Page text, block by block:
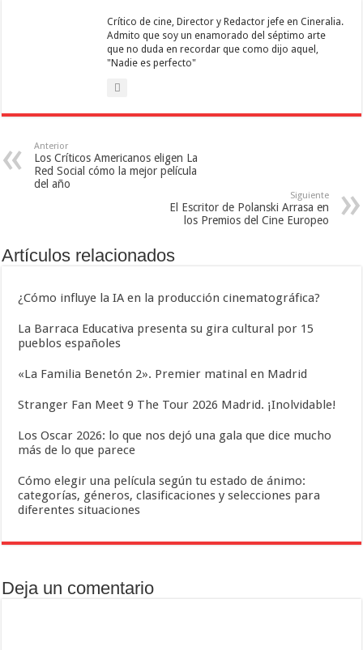
Crítico de cine, Director y Redactor jefe en Cineralia.
Admito que soy un enamorado del séptimo arte
que no duda en recordar que como dijo aquel,
"Nadie es perfecto"
Anterior
Los Críticos Americanos eligen La
Red Social cómo la mejor película
del año
Siguiente
El Escritor de Polanski Arrasa en
los Premios del Cine Europeo
Artículos relacionados
¿Cómo influye la IA en la producción cinematográfica?
La Barraca Educativa presenta su gira cultural por 15
pueblos españoles
«La Familia Benetón 2». Premier matinal en Madrid
Stranger Fan Meet 9 The Tour 2026 Madrid. ¡Inolvidable!
Los Oscar 2026: lo que nos dejó una gala que dice mucho
más de lo que parece
Cómo elegir una película según tu estado de ánimo:
categorías, géneros, clasificaciones y selecciones para
diferentes situaciones
Deja un comentario